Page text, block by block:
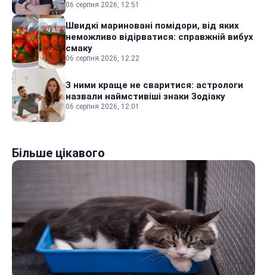
06 серпня 2026, 12:51
Швидкі мариновані помідори, від яких
неможливо відірватися: справжній вибух
смаку
06 серпня 2026, 12:22
З ними краще не сваритися: астрологи
назвали наймстивіші знаки Зодіаку
06 серпня 2026, 12:01
Більше цікавого